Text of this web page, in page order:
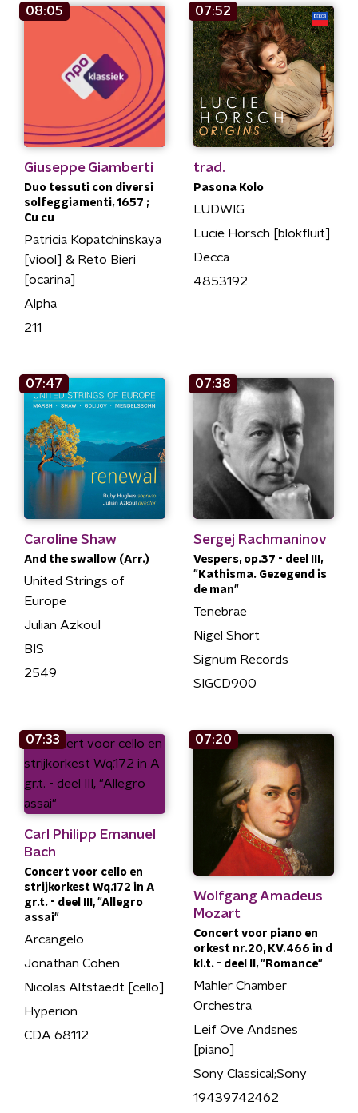
08:05
Giuseppe Giamberti
Duo tessuti con diversi
solfeggiamenti, 1657 ;
Cu cu
Patricia Kopatchinskaya
[viool] & Reto Bieri
[ocarina]
Alpha
211
07:52
trad.
Pasona Kolo
LUDWIG
Lucie Horsch [blokfluit]
Decca
4853192
07:47
Caroline Shaw
And the swallow (Arr.)
United Strings of
Europe
Julian Azkoul
BIS
2549
07:38
Sergej Rachmaninov
Vespers, op.37 - deel III,
"Kathisma. Gezegend is
de man"
Tenebrae
Nigel Short
Signum Records
SIGCD900
07:33
Carl Philipp Emanuel
Bach
Concert voor cello en
strijkorkest Wq.172 in A
gr.t. - deel III, "Allegro
assai"
Arcangelo
Jonathan Cohen
Nicolas Altstaedt [cello]
Hyperion
CDA 68112
07:20
Wolfgang Amadeus
Mozart
Concert voor piano en
orkest nr.20, KV.466 in d
kl.t. - deel II, "Romance"
Mahler Chamber
Orchestra
Leif Ove Andsnes
[piano]
Sony Classical;Sony
19439742462